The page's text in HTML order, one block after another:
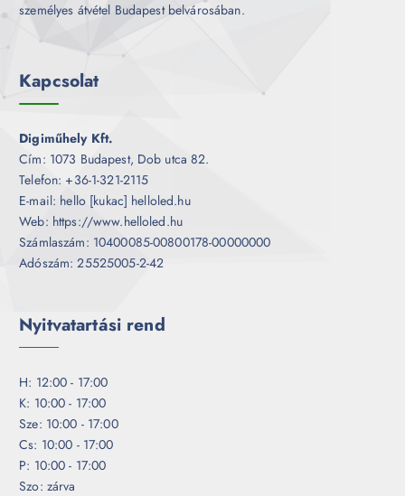
személyes átvétel Budapest belvárosában.
Kapcsolat
Digiműhely Kft.
Cím: 1073 Budapest, Dob utca 82.
Telefon: +36-1-321-2115
E-mail: hello [kukac] helloled.hu
Web: https://www.helloled.hu
Számlaszám: 10400085-00800178-00000000
Adószám: 25525005-2-42
Nyitvatartási rend
H: 12:00 - 17:00
K: 10:00 - 17:00
Sze: 10:00 - 17:00
Cs: 10:00 - 17:00
P: 10:00 - 17:00
Szo: zárva